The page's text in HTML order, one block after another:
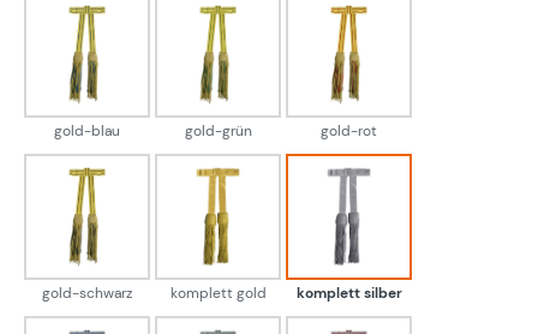
gold-blau
gold-blau
gold-grün
gold-grün
gold-rot
gold-rot
gold-schwarz
gold-schwarz
komplett gold
komplett gold
komplett silber
komplett silber